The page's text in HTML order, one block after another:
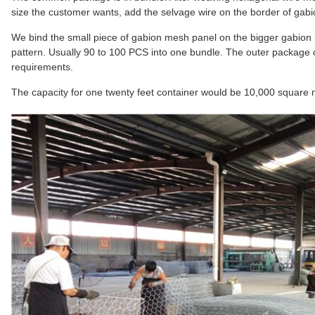
size the customer wants, add the selvage wire on the border of
We bind the small piece of gabion mesh panel on the bigger
pattern. Usually 90 to 100 PCS into one bundle. The outer
requirements.
The capacity for one twenty feet container would be 10,000 square